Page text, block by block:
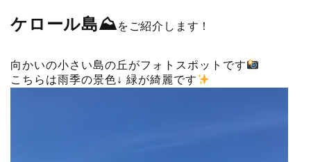
ケロール島⛰をご紹介します！
向かいの小さい島の丘がフォトスポットです
こちらは雨季の景色↓ 緑が綺麗です